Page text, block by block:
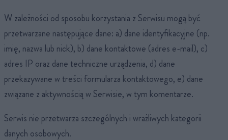
W zależności od sposobu korzystania z Serwisu mogą być
przetwarzane następujące dane: a) dane identyfikacyjne (np.
imię, nazwa lub nick), b) dane kontaktowe (adres e-mail), c)
adres IP oraz dane techniczne urządzenia, d) dane
przekazywane w treści formularza kontaktowego, e) dane
związane z aktywnością w Serwisie, w tym komentarze.
Serwis nie przetwarza szczególnych i wrażliwych kategorii
danych osobowych.